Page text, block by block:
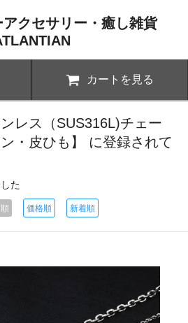
アクセサリー・癒し雑貨
カートを見る
レス（SUS316L)チェー
・皮ひも】 に登録されて
た
価格順 新着順